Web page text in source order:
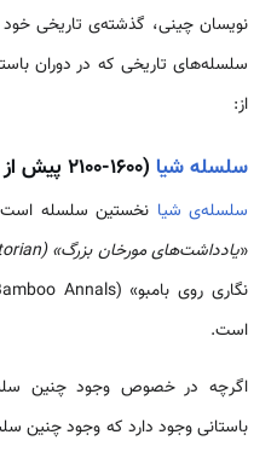
نویسان چینی، گذشته‌ی تاریخی خود
سلسله‌های تاریخی که در دوران
از:
سلسله شیا (1600-2100 پیش از میلاد)
سلسله‌ی شیا نخستین سلسله است
«یادداشت­‌های مورخان بزرگ» (Records of Grand Historian)
است.
اگرچه در خصوص وجود چنین
باستانی وجود دارد که وجود چنین